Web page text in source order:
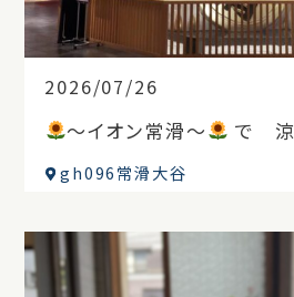
2026/07/26
～イオン常滑～ で 涼
gh096常滑大谷